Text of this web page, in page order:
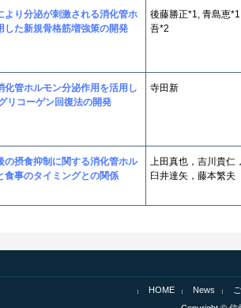
より分泌が刺激される消化管ホ
した新規骨格筋増強策の開発
後藤勝正*1, 青島恵
吾*2
化管ホルモン分泌作用を活用し
リコーゲン回復法の開発
寺田新
の摂食抑制に関する消化管ホル
食事のタイミングとの関係
上田真也，吉川貴仁
臼井達矢，藤本繁夫
HOME News